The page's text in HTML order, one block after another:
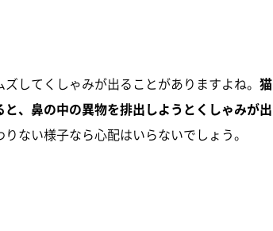
してくしゃみが出ることがありますよね。 猫
、鼻の中の異物を排出しようとくしゃみが出
ない様子なら心配はいらないでしょう。